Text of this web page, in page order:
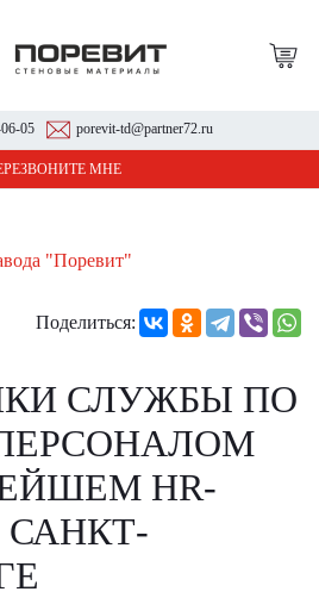
05 porevit-td@partner72.ru
МНЕ
"Поревит"
Поделиться:
СЛУЖБЫ ПО
HR-